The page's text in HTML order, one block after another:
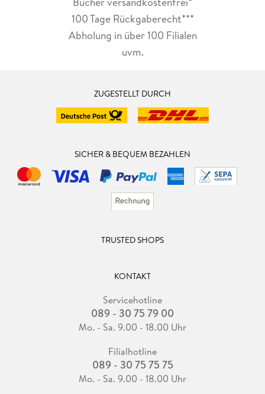
100 Tage Rückgaberecht***
Abholung in über 100 Filialen
uvm.
ZUGESTELLT DURCH
SICHER & BEQUEM BEZAHLEN
TRUSTED SHOPS
KONTAKT
Servicehotline
089 - 30 75 79 00
Mo. - Sa. 9.00 - 18.00 Uhr
Filialhotline
089 - 30 75 75 75
Mo. - Sa. 9.00 - 18.00 Uhr